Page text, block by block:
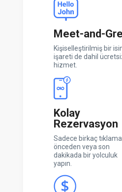
Meet-and-
Kişiselleştirilmiş bir
işareti de dahil
hizmet.
Kolay
Rezervasyon
Sadece birkaç
önceden veya son
dakikada bir yolculuk
yapın.